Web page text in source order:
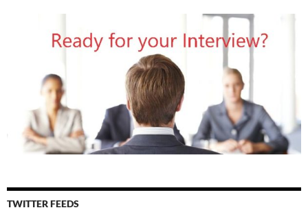
TWITTER FEEDS